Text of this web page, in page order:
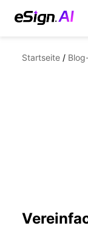
Startseite /